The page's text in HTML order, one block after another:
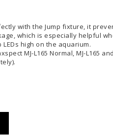
with the Jump fixture, it
which is especially helpful
LEDs high on the aquarium.
MJ-L165 Normal, MJ-L165